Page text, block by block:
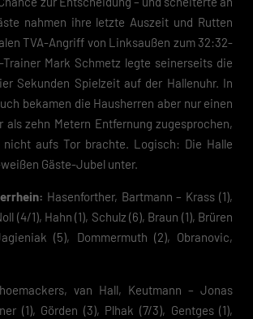
nahmen ihre letzte Auszeit und Rutten
TVA-Angriff von Linksaußen zum 32:32-
Trainer Mark Schmetz legte seinerseits die
Sekunden Spielzeit auf der Hallenuhr. In
bekamen die Hausherren aber nur einen
als zehn Metern Entfernung zugesprochen,
nicht aufs Tor brachte. Logisch: Die Halle
Gäste-Jubel unter.
Hasenforther, Bartmann – Krass (1),
(4/1), Hahn (1), Schulz (6), Braun (1), Brüren
(5), Dommermuth (2), Obranovic,
van Hall, Keutmann – Jonas
(1), Görden (3), Plhak (7/3), Gentges (1),